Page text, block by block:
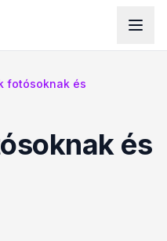
fotósoknak és
és